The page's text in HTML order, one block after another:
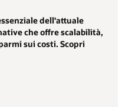
dell'attuale
che offre scalabilità,
sui costi. Scopri